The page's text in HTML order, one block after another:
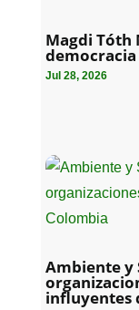
Magdi Tóth
Jul 28, 2026
Ambiente y
influyentes